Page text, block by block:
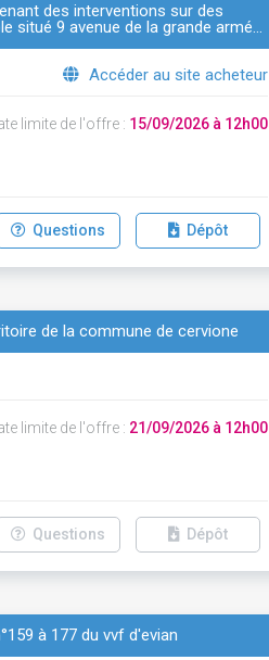
des interventions sur des
situé 9 avenue de la grande armé…
Accéder au site acheteur
limite de l'offre : 15/09/2026 à 12h00
Questions Dépôt
de la commune de cervione
limite de l'offre : 21/09/2026 à 12h00
Questions Dépôt
à 177 du vvf d'evian